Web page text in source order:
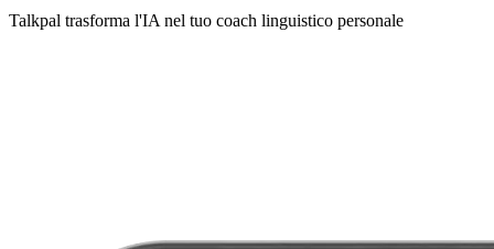
Talkpal trasforma l'IA nel tuo coach linguistico personale